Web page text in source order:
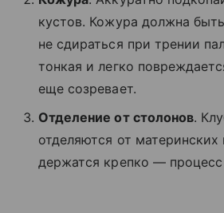
кустов. Кожура должна
не сдираться при трении
тонкая и легко
еще созревает.
Отделение от столонов.
отделяются от
держатся крепко — процесс